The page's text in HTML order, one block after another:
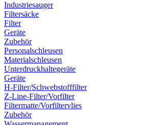
Industriesauger
Filtersäcke
Filter
Geräte
Zubehör
Personalschleusen
Materialschleusen
Unterdruckhaltegeräte
Geräte
H-Filter/Schwebstofffilter
Z-Line-Filter/Vorfilter
Filtermatte/Vorfiltervlies
Zubehör